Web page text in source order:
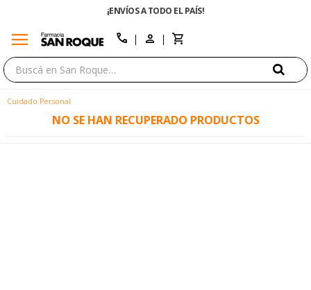
¡ENVÍOS A TODO EL PAÍS!
menu call
Cuidado Personal
NO SE HAN RECUPERADO PRODUCTOS
close